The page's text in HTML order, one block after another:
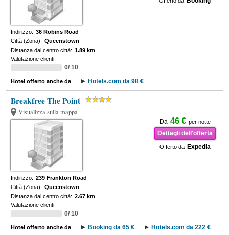
Indirizzo: 36 Robins Road
Città (Zona): Queenstown
Distanza dal centro città: 1.89 km
Valutazione clienti:
0/ 10
Hotel offerto anche da Hotels.com da 98 €
Breakfree The Point
Visualizza sulla mappa
Da 46 € per notte
Dettagli dell'offerta
Offerto da Expedia
Indirizzo: 239 Frankton Road
Città (Zona): Queenstown
Distanza dal centro città: 2.67 km
Valutazione clienti:
0/ 10
Hotel offerto anche da Booking da 65 € Hotels.com da 222 €